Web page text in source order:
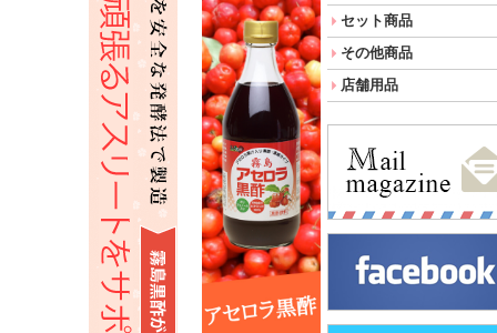
セット商品
その他商品
店舗用品